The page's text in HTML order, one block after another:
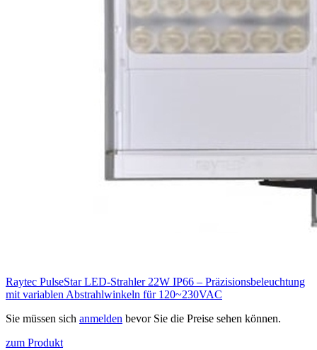
Raytec PulseStar LED-Strahler 22W IP66 – Präzisionsbeleuchtung
mit variablen Abstrahlwinkeln für 120~230VAC
Sie müssen sich anmelden bevor Sie die Preise sehen können.
zum Produkt